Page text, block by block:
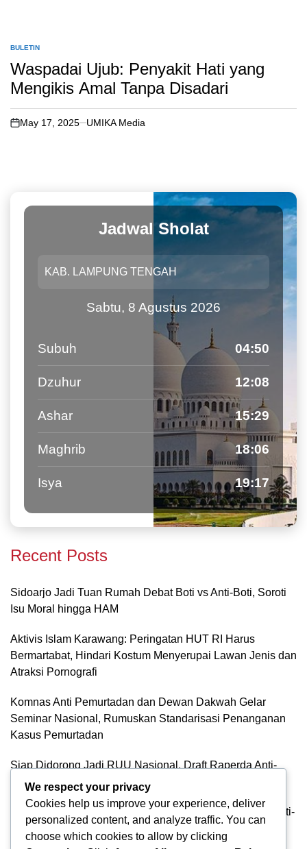
POSTED
IN
BULETIN
Waspadai Ujub: Penyakit Hati yang
Mengikis Amal Tanpa Disadari
on
May 17, 2025 UMIKA Media
Jadwal Sholat
Sabtu, 8 Agustus 2026
Subuh 04:50
Dzuhur 12:08
Ashar 15:29
Maghrib 18:06
Isya 19:17
Recent Posts
Sidoarjo Jadi Tuan Rumah Debat Boti vs Anti-Boti, Soroti
Isu Moral hingga HAM
Aktivis Islam Karawang: Peringatan HUT RI Harus
Bermartabat, Hindari Kostum Menyerupai Lawan Jenis dan
Atraksi Pornografi
Komnas Anti Pemurtadan dan Dewan Dakwah Gelar
Seminar Nasional, Rumuskan Standarisasi Penanganan
Kasus Pemurtadan
Siap Didorong Jadi RUU Nasional, Draft Raperda Anti-
LGBTQ+ Karawang Diterima Ust. Roinul Balad
Wujud Kontribusi Karawang: Cetuskan Draft Raperda Anti-
L68TQ+ Hingga Tingkat Pusat
We respect your privacy
Cookies help us improve your experience, deliver
personalized content, and analyze traffic. You can
choose which cookies to allow by clicking